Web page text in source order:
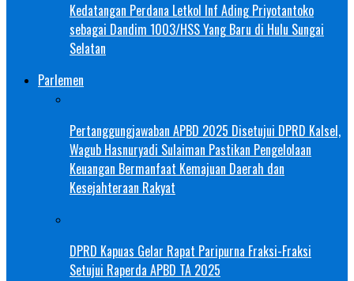
Kedatangan Perdana Letkol Inf Ading Priyotantoko
sebagai Dandim 1003/HSS Yang Baru di Hulu Sungai
Selatan
Parlemen
Pertanggungjawaban APBD 2025 Disetujui DPRD Kalsel,
Wagub Hasnuryadi Sulaiman Pastikan Pengelolaan
Keuangan Bermanfaat Kemajuan Daerah dan
Kesejahteraan Rakyat
DPRD Kapuas Gelar Rapat Paripurna Fraksi-Fraksi
Setujui Raperda APBD TA 2025